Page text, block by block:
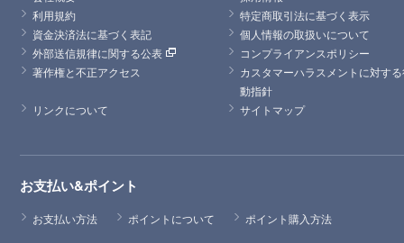
利用規約
特定商取引法に基づく表示
資金決済法に基づく表記
個人情報の取扱いについて
外部送信規律に関する公表
コンプライアンスポリシー
著作権と不正アクセス
カスタマーハラスメントに対す
動指針
リンクについて
サイトマップ
お支払い&ポイント
お支払い方法 ポイントについて ポイント購入方法